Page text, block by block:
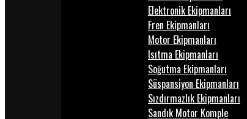
Elektronik Ekipmanları
Fren Ekipmanları
Motor Ekipmanları
Isıtma Ekipmanları
Soğutma Ekipmanları
Süspansiyon Ekipmanları
Sızdırmazlık Ekipmanları
Sandık Motor Komple